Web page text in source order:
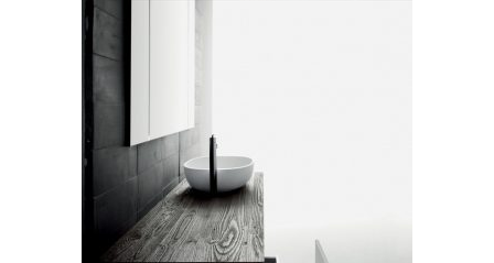
Boffi, sistema bagno modello
LEGGI TUTTO